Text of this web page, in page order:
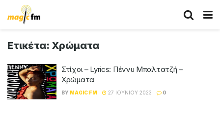
Ετικέτα: Χρώματα
Στίχοι – Lyrics: Πέννυ Μπαλτατζή –
Χρώματα
BY MAGIC FM 27 ΙΟΥΝΊΟΥ 2023 0